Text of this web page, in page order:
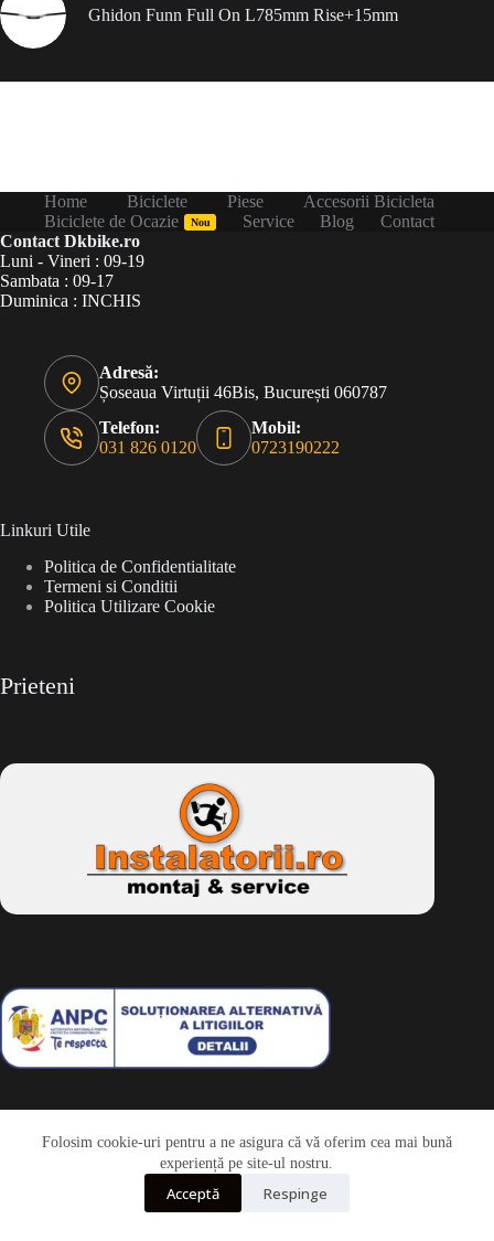
Folosim cookie-uri pentru a ne asigura că vă oferim cea mai bună
experiență pe site-ul nostru.
Acceptă Respinge
Ghidon Funn Full On L785mm Rise+15mm
Home Biciclete Piese
Accesorii Bicicleta
Biciclete de Ocazie
Nou Service Blog
Contact
Contact Dkbike.ro
Luni - Vineri : 09-19
Sambata : 09-17
Duminica : INCHIS
Adresă:
Șoseaua Virtuții 46Bis, București 060787
Telefon:
031 826 0120
Mobil:
0723190222
Linkuri Utile
Politica de Confidentialitate
Termeni si Conditii
Politica Utilizare Cookie
Prieteni
Drepturi de autor © 2026 - Dkbike.ropowered by